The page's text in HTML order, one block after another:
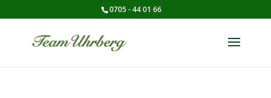
0705 - 44 01 66